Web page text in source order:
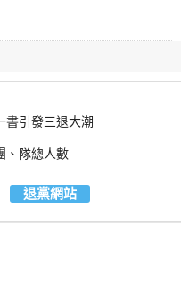
書引發三退大潮
、隊總人數
退黨網站